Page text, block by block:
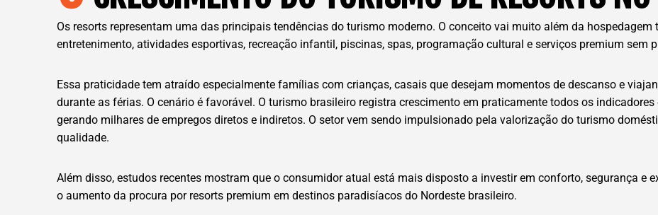
Os resorts representam uma das principais tendências do turismo moderno. O conceito vai muito além da
entretenimento, atividades esportivas, recreação infantil, piscinas, spas, programação cultural e serviços premium sem
Essa praticidade tem atraído especialmente famílias com crianças, casais que desejam momentos de descanso e
durante as férias. O cenário é favorável. O turismo brasileiro registra crescimento em praticamente todos os
gerando milhares de empregos diretos e indiretos. O setor vem sendo impulsionado pela valorização do turismo
qualidade.
Além disso, estudos recentes mostram que o consumidor atual está mais disposto a investir em conforto, segurança e
o aumento da procura por resorts premium em destinos paradisíacos do Nordeste brasileiro.